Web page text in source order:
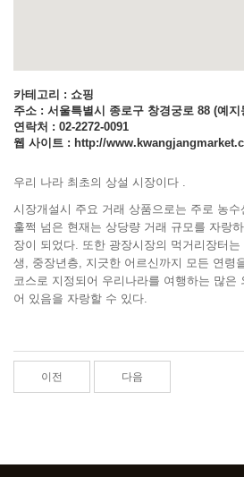
카테고리 : 쇼핑
주소 : 서울특별시 종로구 창경궁로 88 (예지
연락처 : 02-2272-0091
웹 사이트 : http://
우리 나라 최초의 상설 시장이다 .
시장개설시 주요 거래 상품으로는 주로 농
훌쩍 넘은 현재는 상당량 거래 규모를 자랑
장이 되었다. 또한 광장시장의 먹거리장터
생, 중장년층, 지긋한 어르신까지 모든 연령
코스로 지정되어 우리나라를 여행하는 많은
어 있음을 자랑할 수 있다.
이전 다음